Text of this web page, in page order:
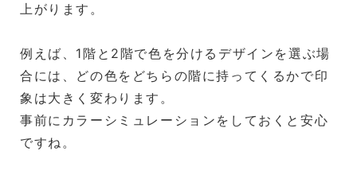
上がります。
例えば、1階と2階で色を分けるデザインを選ぶ場
合には、どの色をどちらの階に持ってくるかで印
象は大きく変わります。
事前にカラーシミュレーションをしておくと安心
ですね。